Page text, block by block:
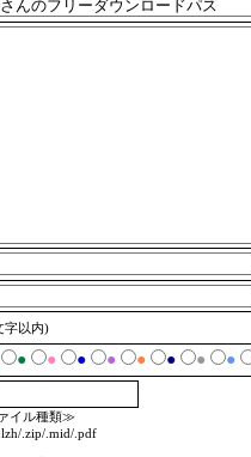
字以内)
● ● ● ● ● ● ● ●
イル種類≫
.zip/.mid/.pdf